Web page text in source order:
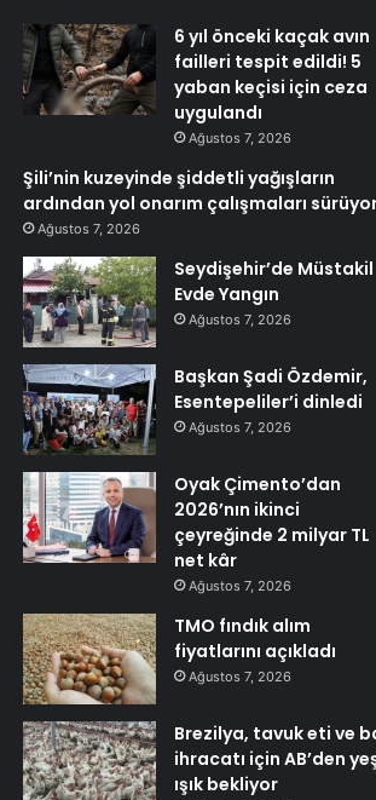
6 yıl önceki kaçak avın
failleri tespit edildi! 5
yaban keçisi için ceza
uygulandı
Ağustos 7, 2026
Şili’nin kuzeyinde şiddetli yağışların
ardından yol onarım çalışmaları
Ağustos 7, 2026
Seydişehir’de Müstakil
Evde Yangın
Ağustos 7, 2026
Başkan Şadi Özdemir,
Esentepeliler’i dinledi
Ağustos 7, 2026
Oyak Çimento’dan
2026’nın ikinci
çeyreğinde 2 milyar TL
net kâr
Ağustos 7, 2026
TMO fındık alım
fiyatlarını açıkladı
Ağustos 7, 2026
Brezilya, tavuk eti ve
ihracatı için AB’den
ışık bekliyor